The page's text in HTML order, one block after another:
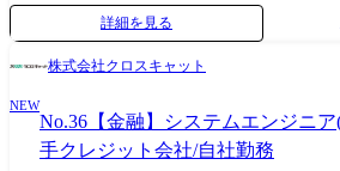
モデルによる新事業を、構想策定から導入・
合的に支援します。 提供価値や料金・収益モ
期立上げを実現します。 ・生成 AI ソリューションの早期導入と最適化
広範な業務知見と最新テクノロジーを駆使し
AIソリューションの見極め、カスタマイズ、導
詳細を見る
株式会社クロスキャット
NEW
No.36【金融】システムエンジニ
手クレジット会社/自社勤務